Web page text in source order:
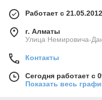
Работает с 21.05.2012
г. Алматы
Улица Немировича-
Контакты
Сегодня работает с
Показать весь